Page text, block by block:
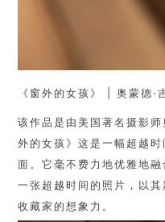
《窗外的女孩》 | 奥蒙德·
该作品是由美国著名摄影
外的女孩》这是一幅超越
面。它毫不费力地优雅地
一张超越时间的照片，以
收藏家的想象力。